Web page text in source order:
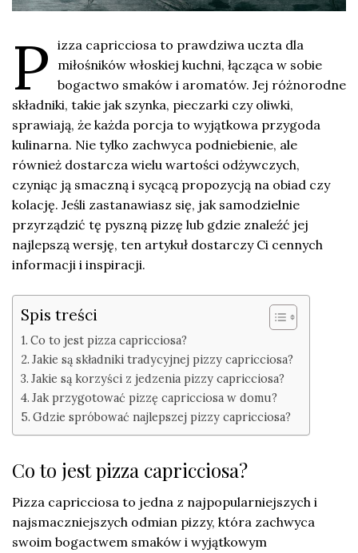
P izza capricciosa to prawdziwa uczta dla
miłośników włoskiej kuchni, łącząca w sobie
bogactwo smaków i aromatów. Jej różnorodne
składniki, takie jak szynka, pieczarki czy oliwki,
sprawiają, że każda porcja to wyjątkowa przygoda
kulinarna. Nie tylko zachwyca podniebienie, ale
również dostarcza wielu wartości odżywczych,
czyniąc ją smaczną i sycącą propozycją na obiad czy
kolację. Jeśli zastanawiasz się, jak samodzielnie
przyrządzić tę pyszną pizzę lub gdzie znaleźć jej
najlepszą wersję, ten artykuł dostarczy Ci cennych
informacji i inspiracji.
Spis treści
Co to jest pizza capricciosa?
Jakie są składniki tradycyjnej pizzy capricciosa?
Jakie są korzyści z jedzenia pizzy capricciosa?
Jak przygotować pizzę capricciosa w domu?
Gdzie spróbować najlepszej pizzy capricciosa?
Co to jest pizza capricciosa?
Pizza capricciosa to jedna z najpopularniejszych i
najsmaczniejszych odmian pizzy, która zachwyca
swoim bogactwem smaków i wyjątkowym